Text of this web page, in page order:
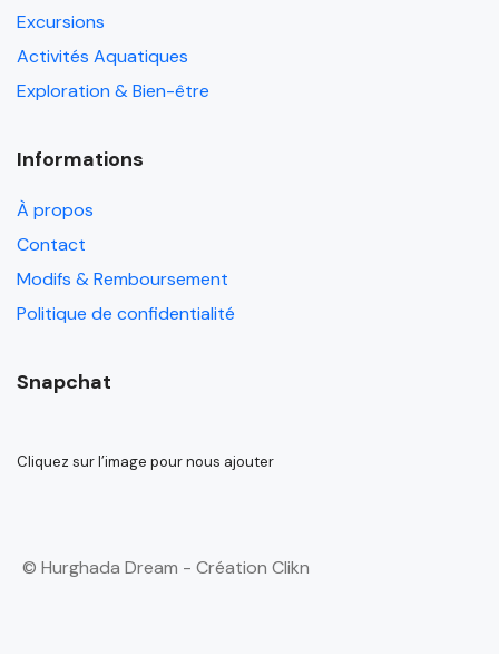
Excursions
Activités Aquatiques
Exploration & Bien-être
Informations
À propos
Contact
Modifs & Remboursement
Politique de confidentialité
Snapchat
Cliquez sur l’image pour nous ajouter
© Hurghada Dream - Création Clikn